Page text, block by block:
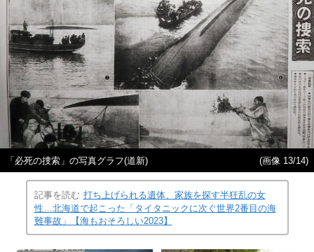
「必死の捜索」の写真グラフ(道新) (画像 13/14)
記事を読む 打ち上げられる遺体、家族を探す半狂乱の女
性…北海道で起こった「タイタニックに次ぐ世界2番目の海
難事故」【海もおそろしい2023】